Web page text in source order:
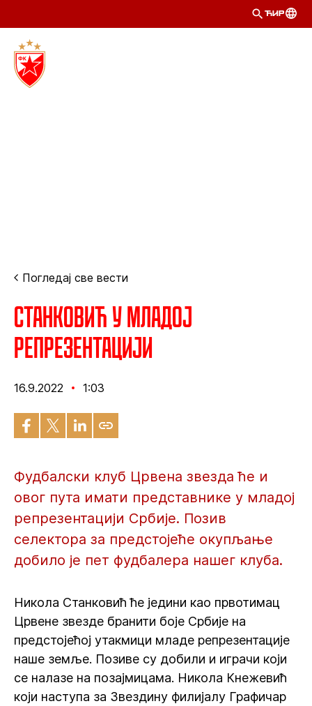
ЋИР
Погледај све вести
Станковић у младој
репрезентацији
16.9.2022 1:03
Фудбалски клуб Црвена звезда ће и
овог пута имати представнике у младој
репрезентацији Србије. Позив
селектора за предстојеће окупљање
добило је пет фудбалера нашег клуба.
Никола Станковић ће једини као првотимац
Црвене звезде бранити боје Србије на
предстојећој утакмици младе репрезентације
наше земље. Позиве су добили и играчи који
се налазе на позајмицама. Никола Кнежевић
који наступа за Звездину филијалу Графичар